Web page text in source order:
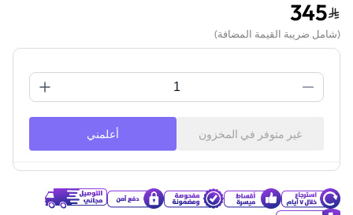
345
(شامل ضريبة القيمة المضافة)
غير متوفر في المخزون أعلمني